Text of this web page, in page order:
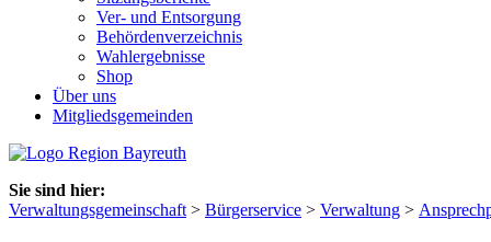
Ver- und Entsorgung
Behördenverzeichnis
Wahlergebnisse
Shop
Über uns
Mitgliedsgemeinden
Sie sind hier:
Verwaltungsgemeinschaft > Bürgerservice > Verwaltung >